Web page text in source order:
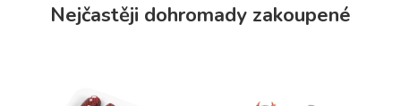
Nejčastěji dohromady zakoupené